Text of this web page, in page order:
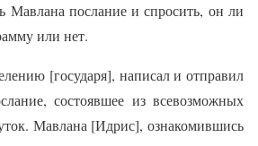
Мавлана послание и спросить, он ли
или нет.
[государя], написал и отправил
состоявшее из всевозможных
Мавлана [Идрис], ознакомившись